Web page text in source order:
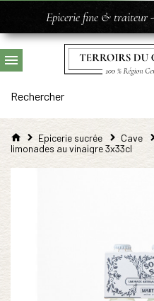
Epicerie fine & traiteur -
Epicerie sucrée Cave
limonades au vinaigre 3x33cl